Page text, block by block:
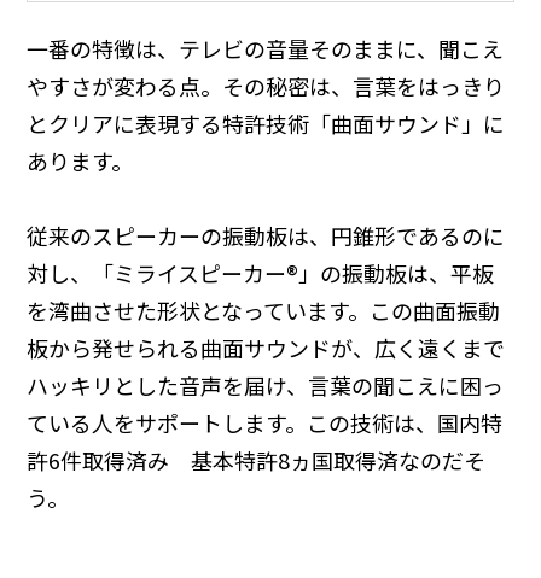
一番の特徴は、テレビの音量そのままに、聞こえ
やすさが変わる点。その秘密は、言葉をはっきり
とクリアに表現する特許技術「曲面サウンド」に
あります。
従来のスピーカーの振動板は、円錐形であるのに
対し、「ミライスピーカー®」の振動板は、平板
を湾曲させた形状となっています。この曲面振動
板から発せられる曲面サウンドが、広く遠くまで
ハッキリとした音声を届け、言葉の聞こえに困っ
ている人をサポートします。この技術は、国内特
許6件取得済み 基本特許8ヵ国取得済なのだそ
う。